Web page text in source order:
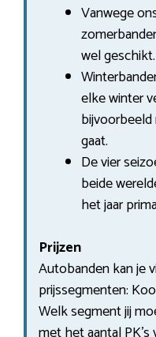
Vanwege
wel geschikt.
elke winter
gaat.
De vier
beide
het jaar
Prijzen
Autobanden kan je
prijssegmenten:
Welk segment jij